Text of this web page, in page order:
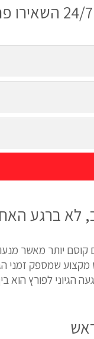
לא ברגע
יותר מאשר
מקצוע שמספק זמני
הגיוני לפורץ הוא